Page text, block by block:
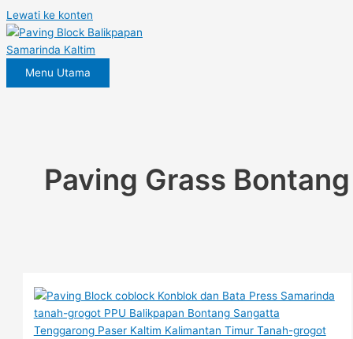
Lewati ke konten
Menu Utama
Paving Grass Bontang